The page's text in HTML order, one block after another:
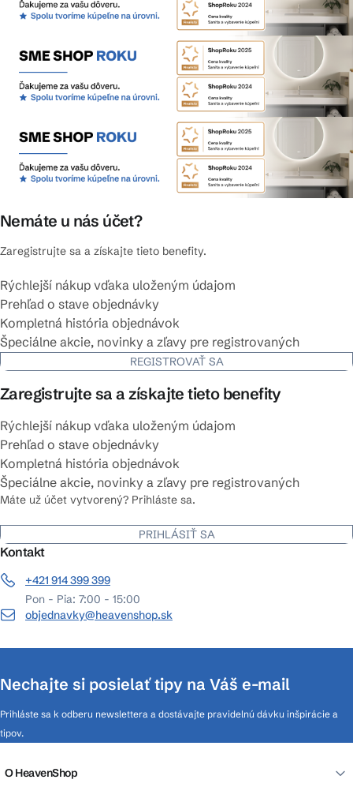
Nemáte u nás účet?
Zaregistrujte sa a získajte tieto benefity.
Rýchlejší nákup vďaka uloženým údajom
Prehľad o stave objednávky
Kompletná história objednávok
Špeciálne akcie, novinky a zľavy pre registrovaných
REGISTROVAŤ SA
Zaregistrujte sa a získajte tieto benefity
Rýchlejší nákup vďaka uloženým údajom
Prehľad o stave objednávky
Kompletná história objednávok
Špeciálne akcie, novinky a zľavy pre registrovaných
Máte už účet vytvorený? Prihláste sa.
PRIHLÁSIŤ SA
Kontakt
+421 914 399 399
Pon - Pia: 7:00 - 15:00
objednavky@heavenshop.sk
Nechajte si posielať tipy na Váš e-mail
Prihláste sa k odberu newslettera a dostávajte pravidelnú dávku inšpirácie a
tipov.
O HeavenShop